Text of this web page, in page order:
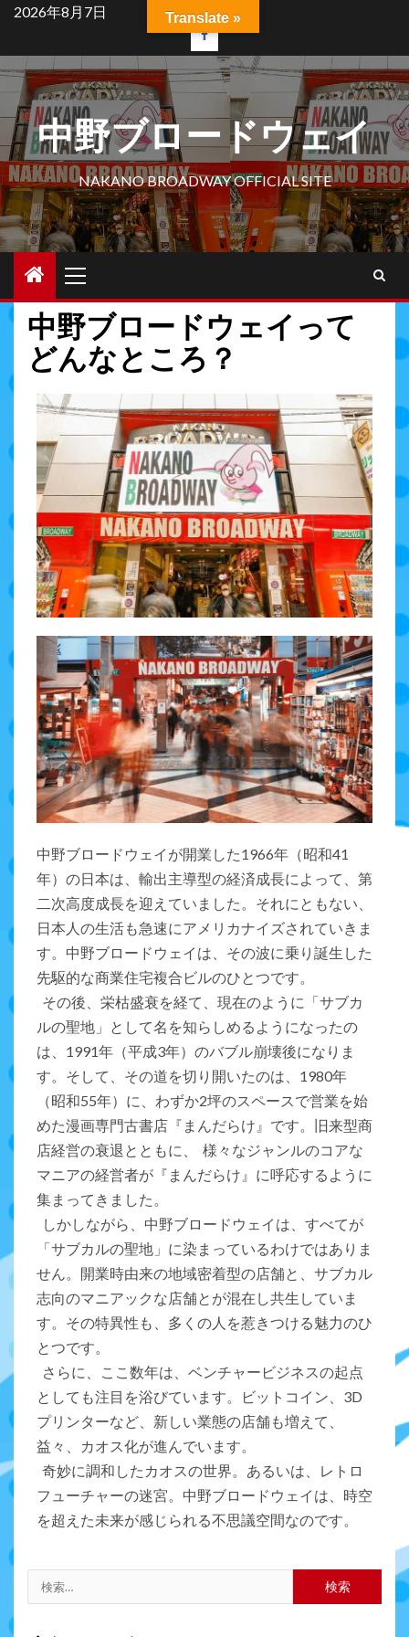
2026年8月7日
中野ブロードウェイ
NAKANO BROADWAY OFFICIAL SITE
中野ブロードウェイって
どんなところ？
中野ブロードウェイが開業した1966年（昭和41
年）の日本は、輸出主導型の経済成長によって、第
二次高度成長を迎えていました。それにともない、
日本人の生活も急速にアメリカナイズされていきま
す。中野ブロードウェイは、その波に乗り誕生した
先駆的な商業住宅複合ビルのひとつです。
その後、栄枯盛衰を経て、現在のように「サブカ
ルの聖地」として名を知らしめるようになったの
は、1991年（平成3年）のバブル崩壊後になりま
す。そして、その道を切り開いたのは、1980年
（昭和55年）に、わずか2坪のスペースで営業を始
めた漫画専門古書店『まんだらけ』です。旧来型商
店経営の衰退とともに、 様々なジャンルのコアな
マニアの経営者が『まんだらけ』に呼応するように
集まってきました。
しかしながら、中野ブロードウェイは、すべてが
「サブカルの聖地」に染まっているわけではありま
せん。開業時由来の地域密着型の店舗と、サブカル
志向のマニアックな店舗とが混在し共生していま
す。その特異性も、多くの人を惹きつける魅力のひ
とつです。
さらに、ここ数年は、ベンチャービジネスの起点
としても注目を浴びています。ビットコイン、3D
プリンターなど、新しい業態の店舗も増えて、
益々、カオス化が進んでいます。
奇妙に調和したカオスの世界。あるいは、レトロ
フューチャーの迷宮。中野ブロードウェイは、時空
を超えた未来が感じられる不思議空間なのです。
Translate »